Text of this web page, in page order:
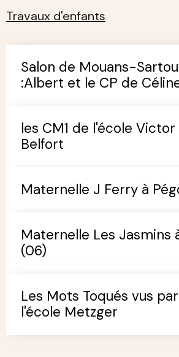
Travaux d'enfants
Salon de Mouans-
:Albert et le CP de
les CM1 de l'école
Belfort
Maternelle J Ferry à
Maternelle Les Jasmins
(06)
Les Mots Toqués vus
l'école Metzger